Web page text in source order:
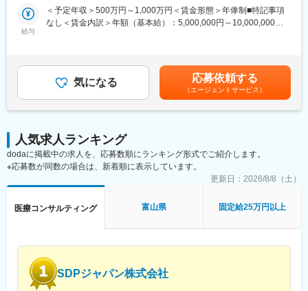
■働き方：
◎完全在宅勤務のため、拠点（東京・大阪）の近くにお住まいで
（自分の業務が終わるよう業務管理を行う必要はありますが、裁
量の大きい働き方ができます）
※現在、関東関西のほか、九州、中部、東北、海外在住の方もいま
・会議や打ち合わせで必要な時は大阪・東京等へ出張（宿泊も伴
います）が発生します。
※国内出張の頻度は1~3回/年です。（海外出張はほとんどありませ
ん。）
同社は、個人が最大限に能力を発揮できるよう働きやすい環境作
誇っており、長期就業が可能な環境・福利厚生が整っています。
変更の範囲：会社の定める業務
新薬承認申請に向けた品質戦略の立案から資料作成・評価まで一
貫して関与し、医薬品開発の品質面を支える中核ポジションで
性質ならびに製造・品質管理に関する資料の整備・評価・助言・
企画の設定
・製造業認定、原薬登録等
※クライアントは欧米製薬会社または外資系製薬会社がほとんどで
にあたっていただきます。
ができ、メーカーと同じレベルの業界知識とマーケット感をアッ
プデートできる環境です。
給与
＜予定年収＞500万円～1,000万円＜賃金形態＞年俸制■特記事項
なし＜賃金内訳＞年額（基本給）：5,000,000円～10,000,000円
安の金額であり、選考を通じて上下する可能性があります。月給
(月額)は固定手当を含めた表記です。
気になる 応募依頼する
（エージェントサービス）
人気求人ランキング
dodaに掲載中の求人を、応募数順にランキング形式でご紹介します。
※応募数が同数の場合は、新着順に表示しています。
更新日： 2026/8/8（土）
医療コンサルティング 富山県 固定給25万円以上
SDPジャパン株式会社